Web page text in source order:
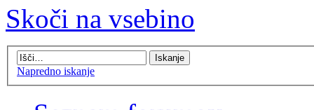
Skoči na vsebino
Napredno iskanje